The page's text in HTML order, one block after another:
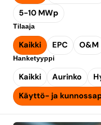
5-10 MWp
Tilaaja
Kaikki EPC O&M
Hanketyyppi
Kaikki Aurinko
Käyttö- ja